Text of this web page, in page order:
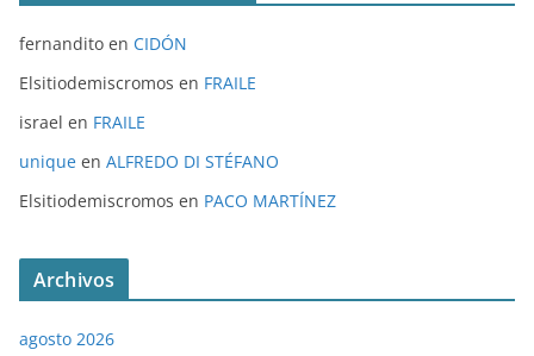
fernandito en CIDÓN
Elsitiodemiscromos en FRAILE
israel en FRAILE
unique en ALFREDO DI STÉFANO
Elsitiodemiscromos en PACO MARTÍNEZ
Archivos
agosto 2026